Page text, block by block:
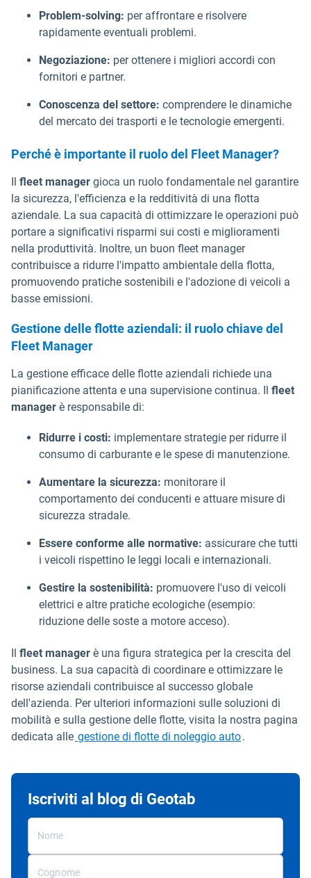
Problem-solving: per affrontare e risolvere
rapidamente eventuali problemi.
Negoziazione: per ottenere i migliori accordi con
fornitori e partner.
Conoscenza del settore: comprendere le dinamiche
del mercato dei trasporti e le tecnologie emergenti.
Perché è importante il ruolo del Fleet Manager?
Il fleet manager gioca un ruolo fondamentale nel garantire
la sicurezza, l'efficienza e la redditività di una flotta
aziendale. La sua capacità di ottimizzare le operazioni può
portare a significativi risparmi sui costi e miglioramenti
nella produttività. Inoltre, un buon fleet manager
contribuisce a ridurre l'impatto ambientale della flotta,
promuovendo pratiche sostenibili e l'adozione di veicoli a
basse emissioni.
Gestione delle flotte aziendali: il ruolo chiave del
Fleet Manager
La gestione efficace delle flotte aziendali richiede una
pianificazione attenta e una supervisione continua. Il fleet
manager è responsabile di:
Ridurre i costi: implementare strategie per ridurre il
consumo di carburante e le spese di manutenzione.
Aumentare la sicurezza: monitorare il
comportamento dei conducenti e attuare misure di
sicurezza stradale.
Essere conforme alle normative: assicurare che tutti
i veicoli rispettino le leggi locali e internazionali.
Gestire la sostenibilità: promuovere l'uso di veicoli
elettrici e altre pratiche ecologiche (esempio:
riduzione delle soste a motore acceso).
Il fleet manager è una figura strategica per la crescita del
business. La sua capacità di coordinare e ottimizzare le
risorse aziendali contribuisce al successo globale
dell'azienda. Per ulteriori informazioni sulle soluzioni di
mobilità e sulla gestione delle flotte, visita la nostra pagina
dedicata alle gestione di flotte di noleggio auto.
Iscriviti al blog di Geotab